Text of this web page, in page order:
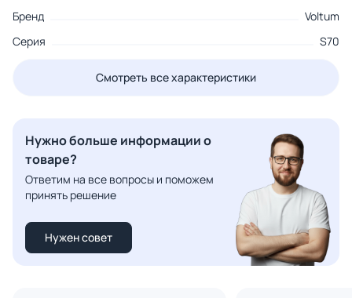
Бренд
Voltum
Серия
S70
Смотреть все характеристики
Нужно больше информации о
товаре?
Ответим на все вопросы и поможем
принять решение
Нужен совет